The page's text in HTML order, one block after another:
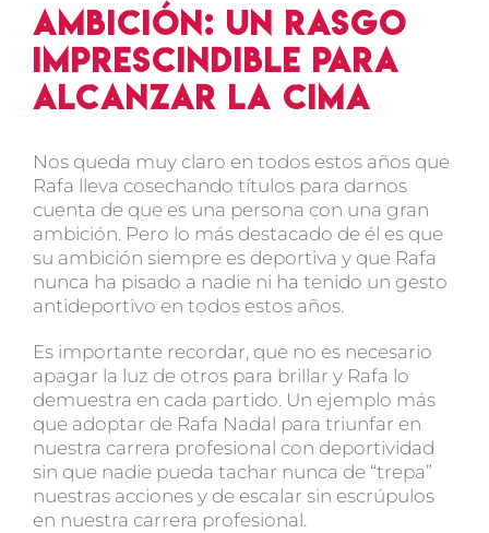
Ambición: un rasgo
imprescindible para
alcanzar la cima
Nos queda muy claro en todos estos años que
Rafa lleva cosechando títulos para darnos
cuenta de que es una persona con una gran
ambición. Pero lo más destacado de él es que
su ambición siempre es deportiva y que Rafa
nunca ha pisado a nadie ni ha tenido un gesto
antideportivo en todos estos años.
Es importante recordar, que no es necesario
apagar la luz de otros para brillar y Rafa lo
demuestra en cada partido. Un ejemplo más
que adoptar de Rafa Nadal para triunfar en
nuestra carrera profesional con deportividad
sin que nadie pueda tachar nunca de “trepa”
nuestras acciones y de escalar sin escrúpulos
en nuestra carrera profesional.